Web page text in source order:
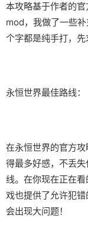
本攻略基于作者的
mod，我做了一些
个字都是纯手打，
永恒世界最佳路线：
在永恒世界的官方
得最多好感，不丢
线。在你现在正在
戏也提供了允许犯
会出现大问题！